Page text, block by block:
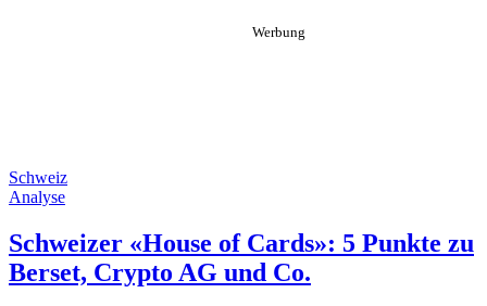
Schweiz
Analyse
Schweizer «House of Cards»: 5 Punkte zu
Berset, Crypto AG und Co.